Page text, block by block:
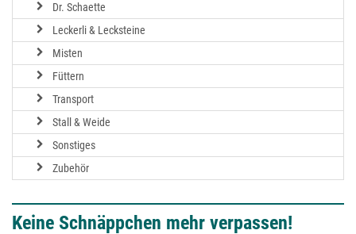
Dr. Schaette
Leckerli & Lecksteine
Misten
Füttern
Transport
Stall & Weide
Sonstiges
Zubehör
Keine Schnäppchen mehr verpassen!